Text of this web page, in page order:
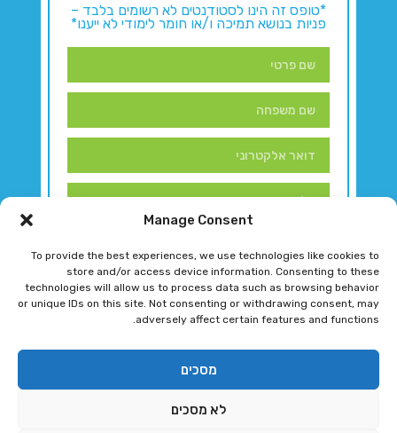
Manage Consent
To provide the best experiences, we use technologies like cookies to
store and/or access device information. Consenting to these
technologies will allow us to process data such as browsing behavior
or unique IDs on this site. Not consenting or withdrawing consent, may
adversely affect certain features and functions.
מסכים
לא מסכים
*טופס זה הינו לסטודנטים לא רשומים בלבד –
פניות בנושא תמיכה ו/או חומר לימודי לא ייענו*